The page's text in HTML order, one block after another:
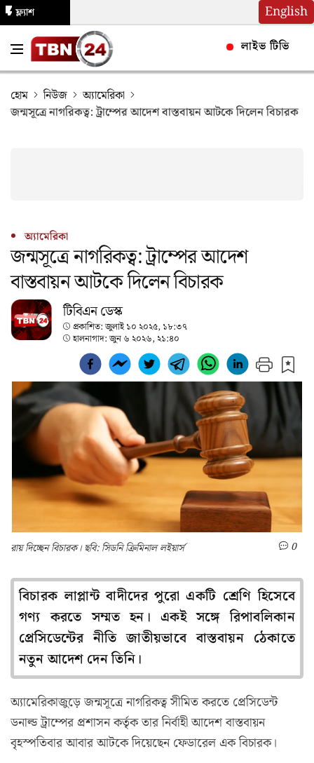
English
ফ্ল্যাশ
লাইভ টিভি
হোম নিউজ
অ্যামেরিকা
জন্মসূত্রে নাগরিকত্ব: ট্রাম্পের আদেশ বাস্তবায়ন আটকে দিলেন বিচারক
অ্যামেরিকা
জন্মসূত্রে নাগরিকত্ব: ট্রাম্পের আদেশ
বাস্তবায়ন আটকে দিলেন বিচারক
টিবিএন ডেস্ক
প্রকাশিত:জুলাই ১০ ২০২৫, ১৮:৩৭
হালনাগাদ:জুন ৬ ২০২৬, ২১:৪০
রায় দিচ্ছেন বিচারক। ছবি: সিডনি ক্রিমিনাল লইয়ার্স 0
বিচারক লাপ্লান্ট বাদীদের পুরো একটি শ্রেণি হিসেবে
গণ্য করতে সম্মত হন। একই সঙ্গে রিপাবলিকান
প্রেসিডেন্টের নীতি জাতীয়ভাবে বাস্তবায়ন ঠেকাতে
নতুন আদেশ দেন তিনি।
অ্যামেরিকাজুড়ে জন্মসূত্রে নাগরিকত্ব সীমিত করতে প্রেসিডেন্ট
ডনাল্ড ট্রাম্পের প্রশাসন কর্তৃক তার নির্বাহী আদেশ বাস্তবায়ন
বৃহস্পতিবার আবার আটকে দিয়েছেন ফেডারেল এক বিচারক।